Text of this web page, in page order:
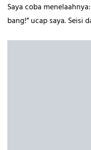
Saya coba
bang!” ucap saya. Seisi